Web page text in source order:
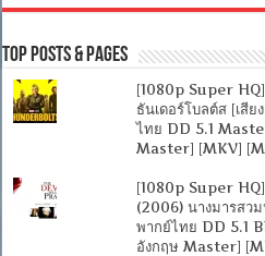
Top Posts & Pages
[1080p Super
ธันเดอร์โบลต์ส [เสี
ไทย DD 5.1
Master] [MKV]
[1080p Super
(2006) นางมารสว
พากย์ไทย DD 5.1
อังกฤษ Master]